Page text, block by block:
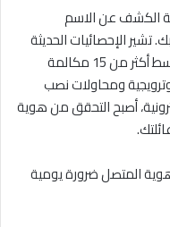
الكشف عن الاسم
الإحصائيات الحديثة
إلى أن المستخدم العربي يتلقى في المتوسط أكثر من 15 مكالمة
ومحاولات نصب
أصبح التحقق من هوية
المتصل ضرورة يومية